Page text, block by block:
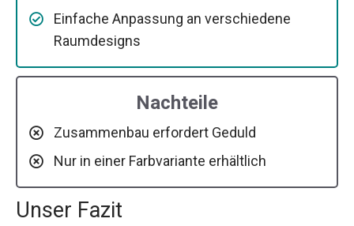
Einfache Anpassung an verschiedene
Raumdesigns
Nachteile
Zusammenbau erfordert Geduld
Nur in einer Farbvariante erhältlich
Unser Fazit